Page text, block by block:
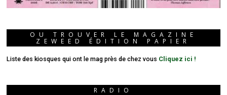
OU TROUVER LE MAGAZINE
ZEWEED ÉDITION PAPIER
Liste des kiosques qui ont le mag près de chez vous Cliquez ici !
RADIO